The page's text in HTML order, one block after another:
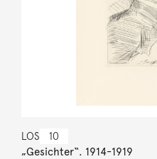
LOS 10
„Gesichter“. 1914-1919